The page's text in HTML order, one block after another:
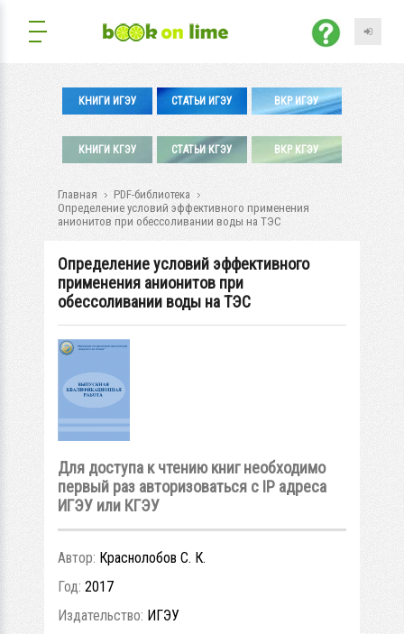
КНИГИ ИГЭУ СТАТЬИ ИГЭУ ВКР ИГЭУ
КНИГИ КГЭУ СТАТЬИ КГЭУ ВКР КГЭУ
Главная
PDF-библиотека
Определение условий эффективного применения
анионитов при обессоливании воды на ТЭС
Определение условий эффективного
применения анионитов при
обессоливании воды на ТЭС
Для доступа к чтению книг необходимо
первый раз авторизоваться с IP адреса
ИГЭУ или КГЭУ
Автор: Краснолобов С. К.
Год: 2017
Издательство: ИГЭУ